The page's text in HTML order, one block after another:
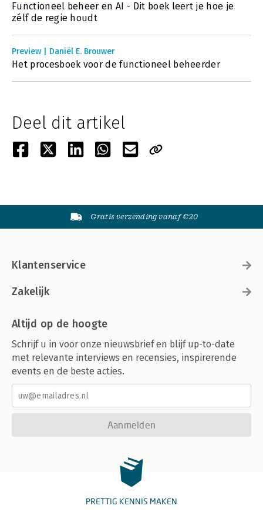
Functioneel beheer en AI - Dit boek leert je hoe je
zélf de regie houdt
Preview | Daniël E. Brouwer
Het procesboek voor de functioneel beheerder
Deel dit artikel
Gratis verzending vanaf €20
Klantenservice
Zakelijk
Altijd op de hoogte
Schrijf u in voor onze nieuwsbrief en blijf up-to-date
met relevante interviews en recensies, inspirerende
events en de beste acties.
Aanmelden
PRETTIG KENNIS MAKEN